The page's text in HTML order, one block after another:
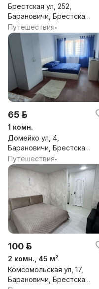
Брестская ул, 252,
Барановичи, Брестская
обл.
Путешествия•
65 р.
1 комн.
Домейко ул, 4,
Барановичи, Брестская
обл.
Путешествия•
100 р.
2 комн., 45 м²
Комсомольская ул, 17,
Барановичи, Брестская